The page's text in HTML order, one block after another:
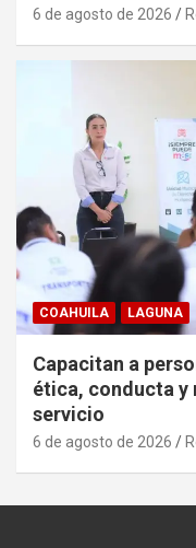
6 de agosto de 2026
COAHUILA LAGUNA
Capacitan a
ética, conducta y
servicio
6 de agosto de 2026